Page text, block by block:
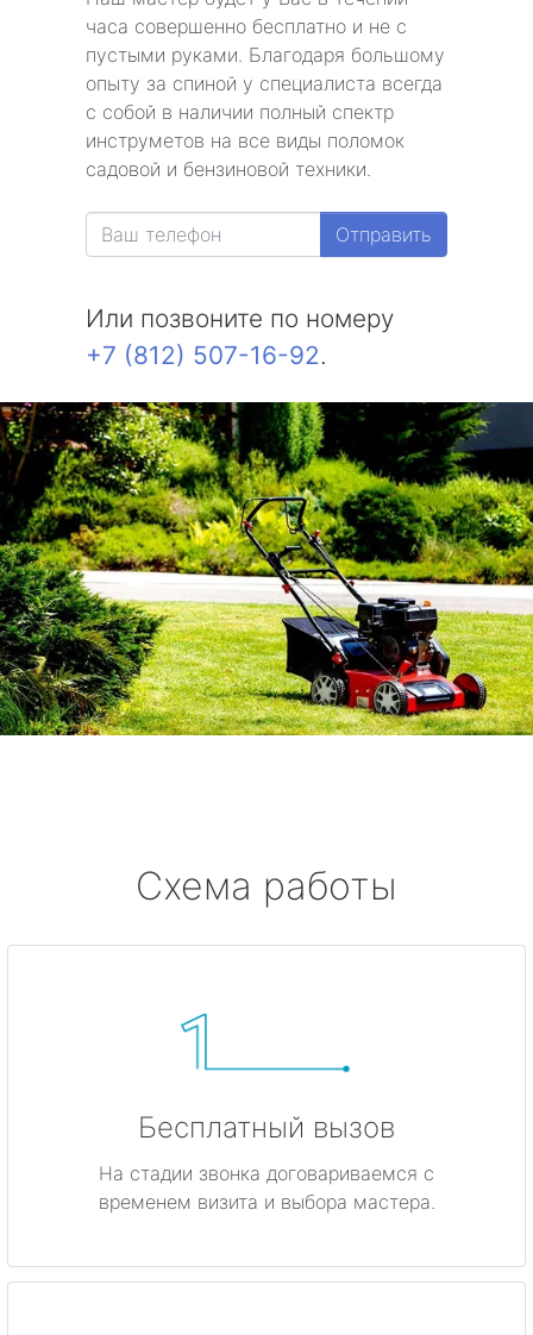
часа совершенно бесплатно и не с
пустыми руками. Благодаря большому
опыту за спиной у специалиста всегда
с собой в наличии полный спектр
инструметов на все виды поломок
садовой и бензиновой техники.
Отправить
Или позвоните по номеру
+7 (812) 507-16-92.
Схема работы
Бесплатный вызов
На стадии звонка договариваемся с
временем визита и выбора мастера.